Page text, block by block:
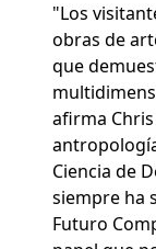
"Los
obras de
que
afirma
Ciencia de
siempre ha
Futuro